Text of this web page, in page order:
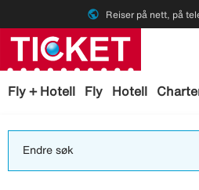
public Reiser på nett, på
Fly + Hotell Fly Hotell
Endre søk